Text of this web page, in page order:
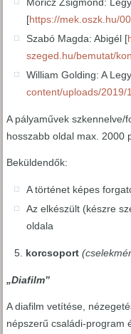
[https://mek.oszk.hu/
Szabó Magda: Abigél [
szeged.hu/bemutat/
William Golding: A
content/uploads/2019/
A pályaművek szkennelve/
hosszabb oldal max. 2000
Beküldendők:
A történet képes
Az elkészült (készre
oldala
korcsoport
„Diafilm”
A diafilm vetítése,
népszerű családi-program